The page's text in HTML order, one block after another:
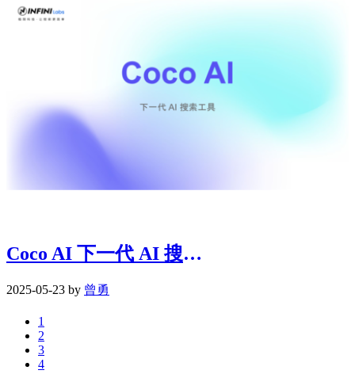
Coco AI 下一代 AI 搜索工具 | 0523
2025-05-23 by 曾勇
1
2
3
4